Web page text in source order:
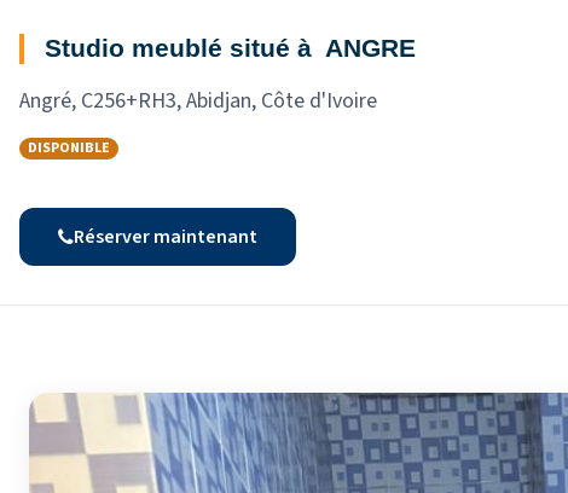
Studio meublé situé à ANGRE
Angré, C256+RH3, Abidjan, Côte d'Ivoire
DISPONIBLE
Réserver maintenant